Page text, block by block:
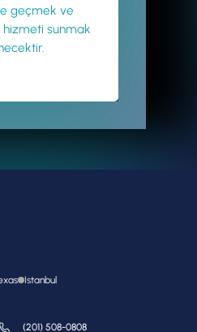
geçmek ve
sunmak
Istanbul
(201) 508-0808